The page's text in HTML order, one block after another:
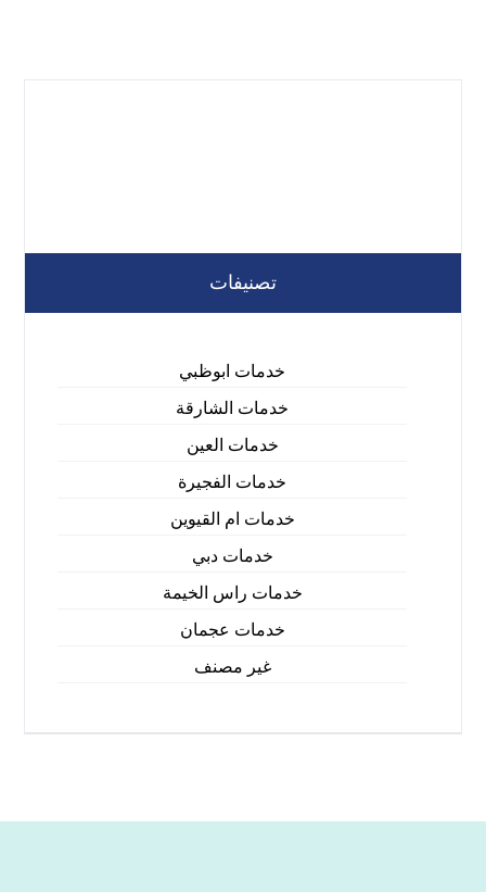
تصنيفات
خدمات ابوظبي
خدمات الشارقة
خدمات العين
خدمات الفجيرة
خدمات ام القيوين
خدمات دبي
خدمات راس الخيمة
خدمات عجمان
غير مصنف